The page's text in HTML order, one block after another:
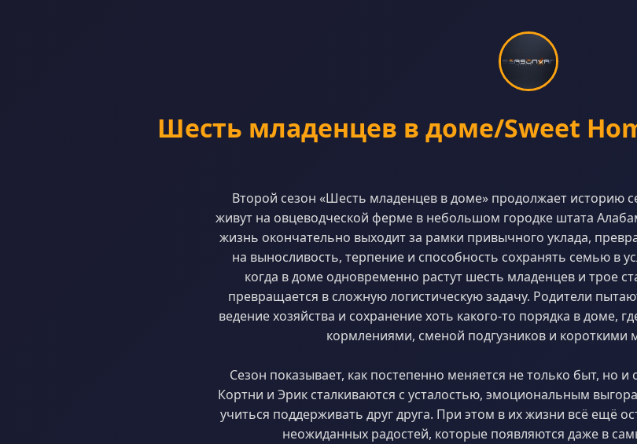
Шесть младенцев в доме/Sweet
Второй сезон «Шесть младенцев в доме» продолжает историю
живут на овцеводческой ферме в небольшом городке штата
жизнь окончательно выходит за рамки привычного уклада,
на выносливость, терпение и способность сохранять семью в
когда в доме одновременно растут шесть младенцев и трое
превращается в сложную логистическую задачу. Родители
ведение хозяйства и сохранение хоть какого-то порядка в доме,
кормлениями, сменой подгузников и короткими
Сезон показывает, как постепенно меняется не только быт, но
Кортни и Эрик сталкиваются с усталостью, эмоциональным
учиться поддерживать друг друга. При этом в их жизни всё ещё
неожиданных радостей, которые появляются даже в